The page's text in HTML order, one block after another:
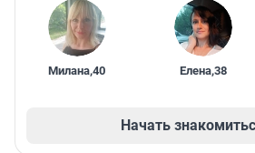
Милана,40 Елена,38
Начать